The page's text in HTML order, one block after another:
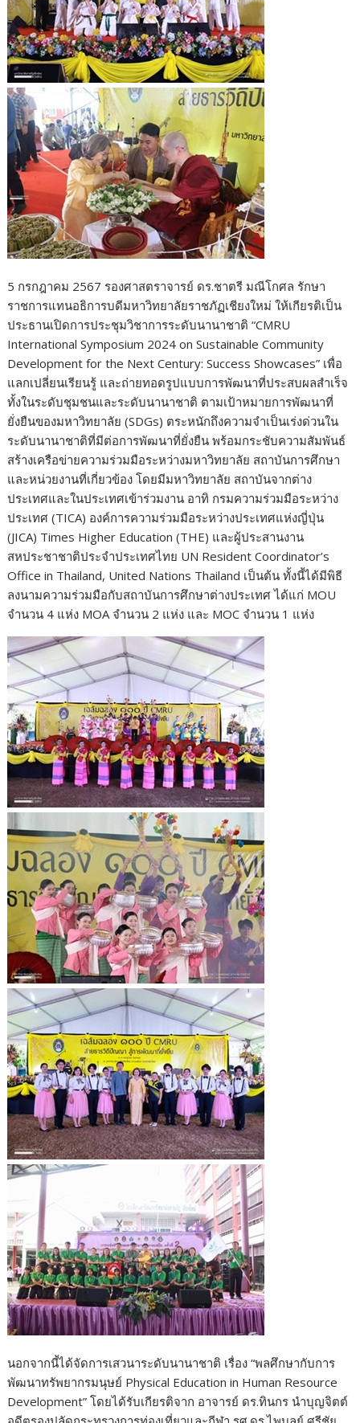
5 กรกฎาคม 2567 รองศาสตราจารย์ ดร.ชาตรี มณีโกศล รักษา
ราชการแทนอธิการบดีมหาวิทยาลัยราชภัฏเชียงใหม่ ให้เกียรติเป็น
ประธานเปิดการประชุมวิชาการระดับนานาชาติ “CMRU
International Symposium 2024 on Sustainable Community
Development for the Next Century: Success Showcases” เพื่อ
แลกเปลี่ยนเรียนรู้ และถ่ายทอดรูปแบบการพัฒนาที่ประสบผลสำเร็จ
ทั้งในระดับชุมชนและระดับนานาชาติ ตามเป้าหมายการพัฒนาที่
ยั่งยืนของมหาวิทยาลัย (SDGs) ตระหนักถึงความจำเป็นเร่งด่วนใน
ระดับนานาชาติที่มีต่อการพัฒนาที่ยั่งยืน พร้อมกระชับความสัมพันธ์
สร้างเครือข่ายความร่วมมือระหว่างมหาวิทยาลัย สถาบันการศึกษา
และหน่วยงานที่เกี่ยวข้อง โดยมีมหาวิทยาลัย สถาบันจากต่าง
ประเทศและในประเทศเข้าร่วมงาน อาทิ กรมความร่วมมือระหว่าง
ประเทศ (TICA) องค์การความร่วมมือระหว่างประเทศแห่งญี่ปุ่น
(JICA) Times Higher Education (THE) และผู้ประสานงาน
สหประชาชาติประจำประเทศไทย UN Resident Coordinator’s
Office in Thailand, United Nations Thailand เป็นต้น ทั้งนี้ได้มีพิธี
ลงนามความร่วมมือกับสถาบันการศึกษาต่างประเทศ ได้แก่ MOU
จำนวน 4 แห่ง MOA จำนวน 2 แห่ง และ MOC จำนวน 1 แห่ง
นอกจากนี้ได้จัดการเสวนาระดับนานาชาติ เรื่อง “พลศึกษากับการ
พัฒนาทรัพยากรมนุษย์ Physical Education in Human Resource
Development” โดยได้รับเกียรติจาก อาจารย์ ดร.ทินกร นำบุญจิตต์